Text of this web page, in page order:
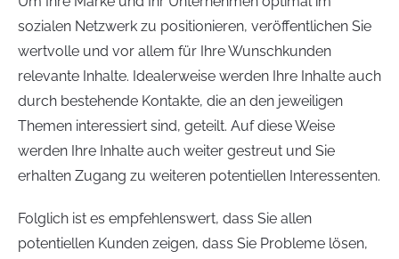
sozialen Netzwerk zu positionieren, veröffentlichen Sie
wertvolle und vor allem für Ihre Wunschkunden
relevante Inhalte. Idealerweise werden Ihre Inhalte auch
durch bestehende Kontakte, die an den jeweiligen
Themen interessiert sind, geteilt. Auf diese Weise
werden Ihre Inhalte auch weiter gestreut und Sie
erhalten Zugang zu weiteren potentiellen Interessenten.
Folglich ist es empfehlenswert, dass Sie allen
potentiellen Kunden zeigen, dass Sie Probleme lösen,